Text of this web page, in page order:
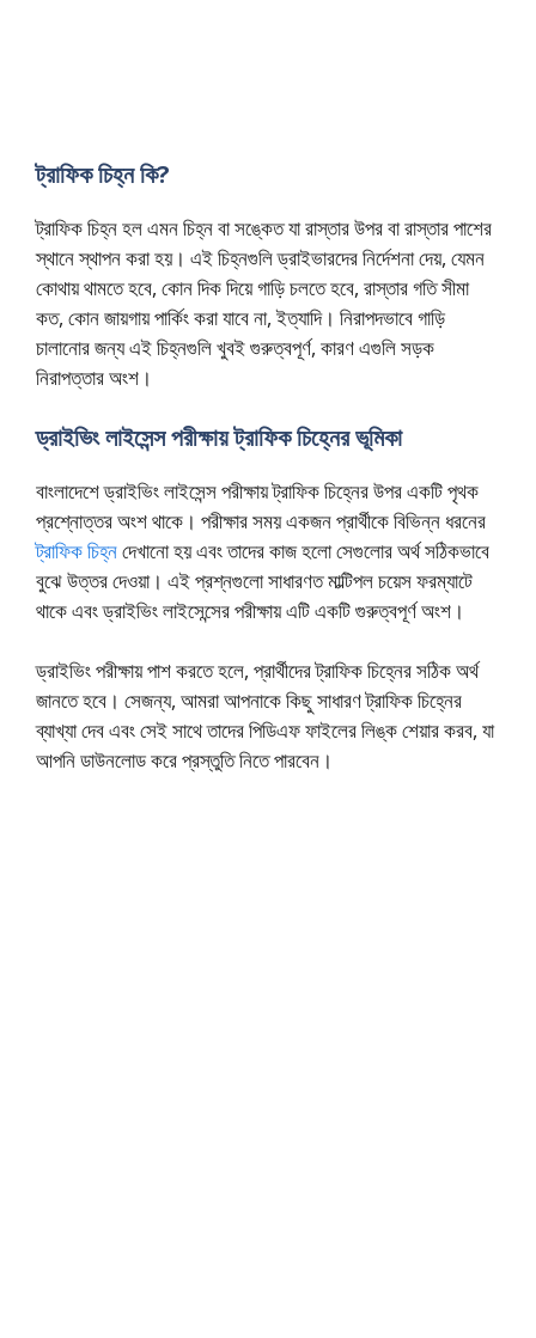
ট্রাফিক চিহ্ন কি?
ট্রাফিক চিহ্ন হল এমন চিহ্ন বা সঙ্কেত যা রাস্তার উপর বা রাস্তার পাশের
স্থানে স্থাপন করা হয়। এই চিহ্নগুলি ড্রাইভারদের নির্দেশনা দেয়, যেমন
কোথায় থামতে হবে, কোন দিক দিয়ে গাড়ি চলতে হবে, রাস্তার গতি সীমা
কত, কোন জায়গায় পার্কিং করা যাবে না, ইত্যাদি। নিরাপদভাবে গাড়ি
চালানোর জন্য এই চিহ্নগুলি খুবই গুরুত্বপূর্ণ, কারণ এগুলি সড়ক
নিরাপত্তার অংশ।
ড্রাইভিং লাইসেন্স পরীক্ষায় ট্রাফিক চিহ্নের ভূমিকা
বাংলাদেশে ড্রাইভিং লাইসেন্স পরীক্ষায় ট্রাফিক চিহ্নের উপর একটি পৃথক
প্রশ্নোত্তর অংশ থাকে। পরীক্ষার সময় একজন প্রার্থীকে বিভিন্ন ধরনের
ট্রাফিক চিহ্নদেখানো হয় এবং তাদের কাজ হলো সেগুলোর অর্থ সঠিকভাবে
বুঝে উত্তর দেওয়া। এই প্রশ্নগুলো সাধারণত মাল্টিপল চয়েস ফরম্যাটে
থাকে এবং ড্রাইভিং লাইসেন্সের পরীক্ষায় এটি একটি গুরুত্বপূর্ণ অংশ।
ড্রাইভিং পরীক্ষায় পাশ করতে হলে, প্রার্থীদের ট্রাফিক চিহ্নের সঠিক অর্থ
জানতে হবে। সেজন্য, আমরা আপনাকে কিছু সাধারণ ট্রাফিক চিহ্নের
ব্যাখ্যা দেব এবং সেই সাথে তাদের পিডিএফ ফাইলের লিঙ্ক শেয়ার করব, যা
আপনি ডাউনলোড করে প্রস্তুতি নিতে পারবেন।